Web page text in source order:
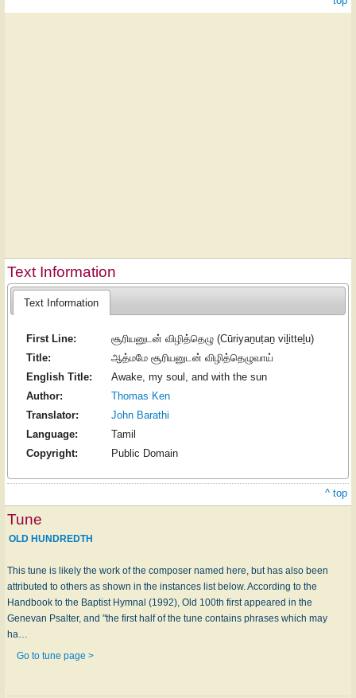
Text Information
Text Information
First Line:
சூரியனுடன் விழித்தெழு (Cūriyaṉuṭaṉ viḻitteḻu)
Title:
ஆத்மமே சூரியனுடன் விழித்தெழுவாய்
English Title:
Awake, my soul, and with the sun
Author:
Thomas Ken
Translator:
John Barathi
Language:
Tamil
Copyright:
Public Domain
^ top
Tune
OLD HUNDREDTH
This tune is likely the work of the composer named here, but has also been
attributed to others as shown in the instances list below. According to the
Handbook to the Baptist Hymnal (1992), Old 100th first appeared in the
Genevan Psalter, and "the first half of the tune contains phrases which may
ha…
Go to tune page >